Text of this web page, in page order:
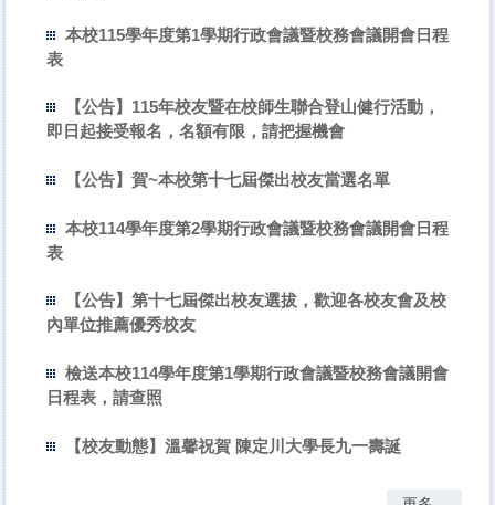
本校115學年度第1學期行政會議暨校務會議開會日程
表
【公告】115年校友暨在校師生聯合登山健行活動，
即日起接受報名，名額有限，請把握機會
【公告】賀~本校第十七屆傑出校友當選名單
本校114學年度第2學期行政會議暨校務會議開會日程
表
【公告】第十七屆傑出校友選拔，歡迎各校友會及校
內單位推薦優秀校友
檢送本校114學年度第1學期行政會議暨校務會議開會
日程表，請查照
【校友動態】溫馨祝賀 陳定川大學長九一壽誕